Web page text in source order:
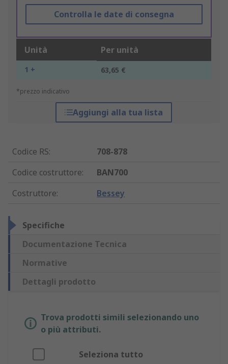
Controlla le date di consegna
Unità Per unità
1 + 63,65 €
*prezzo indicativo
Aggiungi alla tua lista
Codice RS:
708-878
Codice costruttore:
BAN700
Costruttore: Bessey
Specifiche
Documentazione Tecnica
Normative
Dettagli prodotto
Trova prodotti simili selezionando uno
o più attributi.
Seleziona tutto